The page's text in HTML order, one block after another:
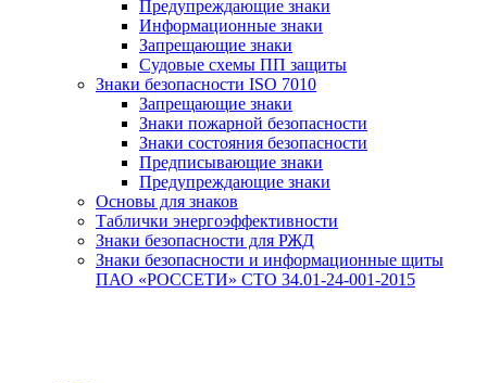
Предупреждающие знаки
Информационные знаки
Запрещающие знаки
Судовые схемы ПП защиты
Знаки безопасности ISO 7010
Запрещающие знаки
Знаки пожарной безопасности
Знаки состояния безопасности
Предписывающие знаки
Предупреждающие знаки
Основы для знаков
Таблички энергоэффективности
Знаки безопасности для РЖД
Знаки безопасности и информационные щиты
ПАО «РОССЕТИ» СТО 34.01-24-001-2015